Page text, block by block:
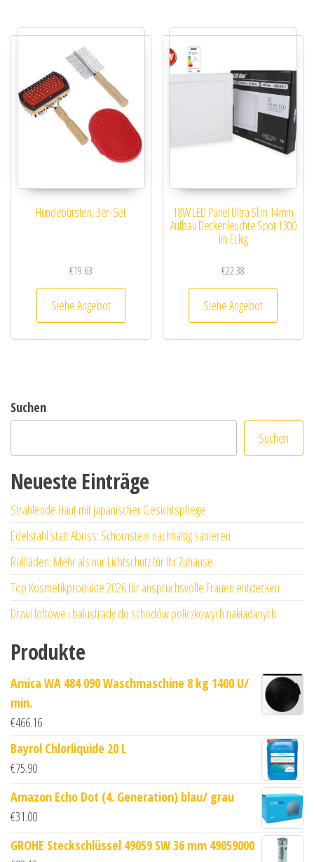
Hundebürsten, 3er-Set
€19.63
Siehe Angebot
18W LED Panel Ultra Slim 14mm
Aufbau Deckenleuchte Spot 1300
lm Eckig
€22.38
Siehe Angebot
Suchen
Suchen
Neueste Einträge
Strahlende Haut mit japanischer Gesichtspflege
Edelstahl statt Abriss: Schornstein nachhaltig sanieren
Rollläden: Mehr als nur Lichtschutz für Ihr Zuhause
Top Kosmetikprodukte 2026 für anspruchsvolle Frauen entdecken
Drzwi loftowe i balustrady do schodów policzkowych nakładanych
Produkte
Amica WA 484 090 Waschmaschine 8 kg 1400 U/
min.
€466.16
Bayrol Chlorliquide 20 L
€75.90
Amazon Echo Dot (4. Generation) blau/ grau
€31.00
GROHE Steckschlüssel 49059 SW 36 mm 49059000